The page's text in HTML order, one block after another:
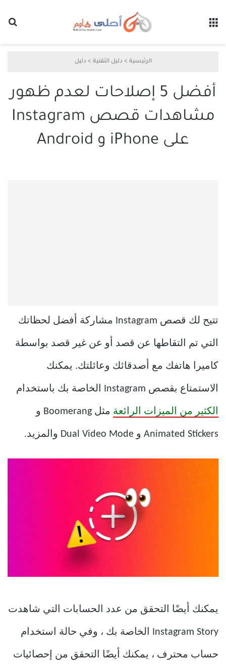
الرئيسية > دليل التقنية > دليل
أفضل 5 إصلاحات لعدم ظهور
مشاهدات قصص Instagram
على iPhone و Android
تتيح لك قصص Instagram مشاركة أفضل لحظاتك
التي تم التقاطها عن قصد أو عن غير قصد بواسطة
كاميرا هاتفك مع أصدقائك وعائلتك. يمكنك
الاستمتاع بقصص Instagram الخاصة بك باستخدام
الكثير من الميزات الرائعة مثل Boomerang و
Animated Stickers و Dual Video Mode والمزيد.
يمكنك أيضًا التحقق من عدد الحسابات التي شاهدت
Instagram Story الخاصة بك ، وفي حالة استخدام
حساب محترف ، يمكنك أيضًا التحقق من إحصائيات